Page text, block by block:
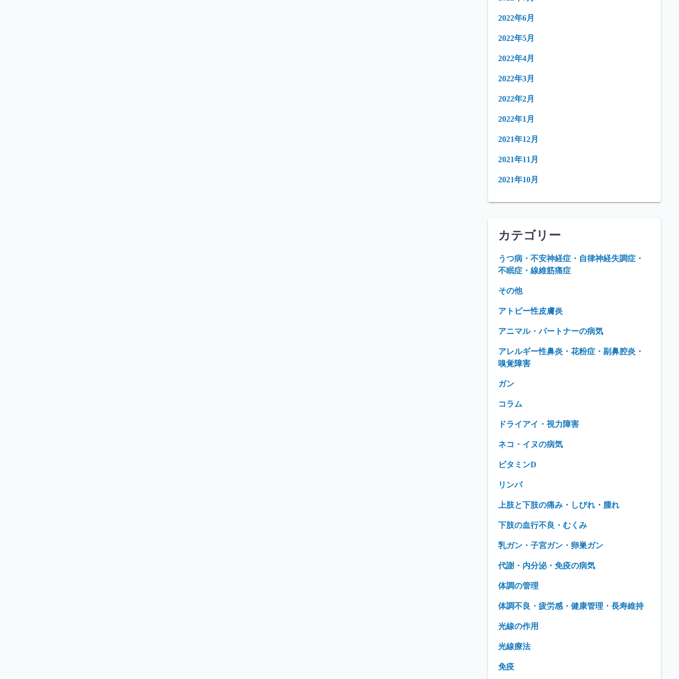
2022年6月
2022年5月
2022年4月
2022年3月
2022年2月
2022年1月
2021年12月
2021年11月
2021年10月
カテゴリー
うつ病・不安神経症・自律神経失調症・
不眠症・線維筋痛症
その他
アトピー性皮膚炎
アニマル・パートナーの病気
アレルギー性鼻炎・花粉症・副鼻腔炎・
嗅覚障害
ガン
コラム
ドライアイ・視力障害
ネコ・イヌの病気
ビタミンD
リンパ
上肢と下肢の痛み・しびれ・腫れ
下肢の血行不良・むくみ
乳ガン・子宮ガン・卵巣ガン
代謝・内分泌・免疫の病気
体調の管理
体調不良・疲労感・健康管理・長寿維持
光線の作用
光線療法
免疫